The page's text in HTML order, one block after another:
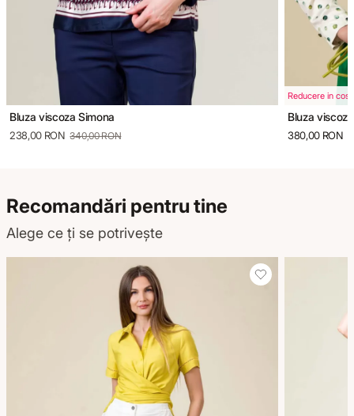
Bluza viscoza Simona
238,00 RON 340,00 RON
Reducere in cos
Bluza
380,00 RON
Recomandări pentru tine
Alege ce ți se potrivește